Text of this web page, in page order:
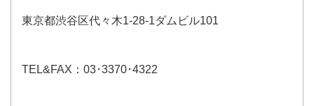
東京都渋谷区代々木1-28-1ダムビル101
TEL&FAX：03･3370･4322